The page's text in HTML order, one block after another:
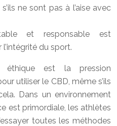
ne sont pas à l’aise avec
et responsable est
du sport.
éthique est la pression
utiliser le CBD, même s’ils
Dans un environnement
est primordiale, les athlètes
toutes les méthodes